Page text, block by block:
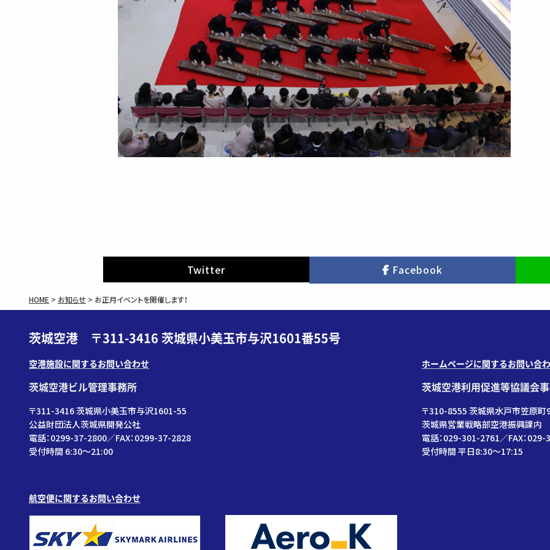
Twitter Facebook
HOME > お知らせ > お正月イベントを開催します！
茨城空港 〒311-3416 茨城県小美玉市与沢1601番55号
空港施設に関するお問い合わせ
茨城空港ビル管理事務所
〒311-3416 茨城県小美玉市与沢1601-55
公益財団法人茨城県開発公社
電話：0299-37-2800／FAX：0299-37-2828
受付時間 6:30〜21:00
ホームページに関するお問い合
茨城空港利用促進等協議会
〒310-8555 茨城県水戸市笠原町
茨城県営業戦略部空港振興課内
電話：029-301-2761／FAX：
受付時間 平日8:30～17:15
航空便に関するお問い合わせ